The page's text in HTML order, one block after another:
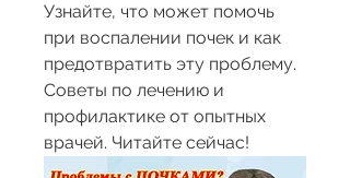
Узнайте, что может помочь
при воспалении почек и как
предотвратить эту проблему.
Советы по лечению и
профилактике от опытных
врачей. Читайте сейчас!